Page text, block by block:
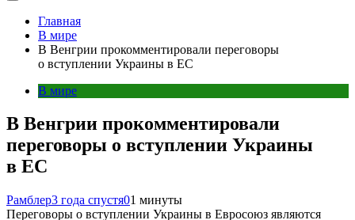
Главная
В мире
В Венгрии прокомментировали переговоры
о вступлении Украины в ЕС
В мире
В Венгрии прокомментировали
переговоры о вступлении Украины
в ЕС
Рамблер3 года спустя01 минуты
Переговоры о вступлении Украины в Евросоюз являются